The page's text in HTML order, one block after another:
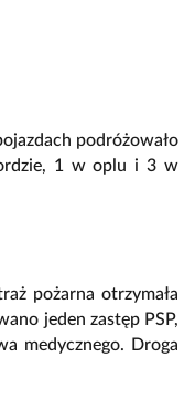
podróżowało
1 w oplu i 3 w
pożarna otrzymała
jeden zastęp PSP,
medycznego. Droga